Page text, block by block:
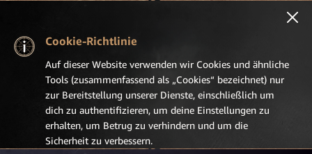
Cookie-Richtlinie
Auf dieser Website verwenden wir Cookies und ähnliche
Tools (zusammenfassend als „Cookies“ bezeichnet) nur
zur Bereitstellung unserer Dienste, einschließlich um
dich zu authentifizieren, um deine Einstellungen zu
erhalten, um Betrug zu verhindern und um die
Sicherheit zu verbessern.